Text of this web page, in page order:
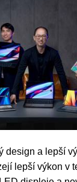
design a lepší
lepší výkon v